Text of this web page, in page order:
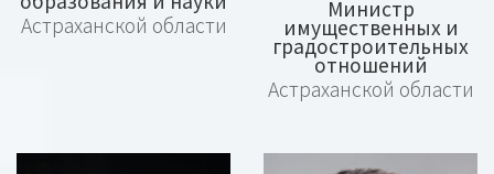
Астраханской области
Министр
имущественных и
градостроительных
отношений
Астраханской области